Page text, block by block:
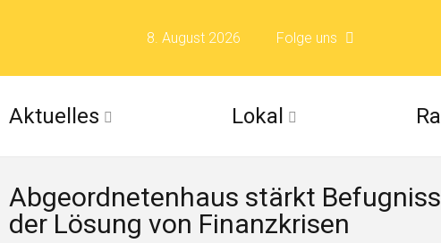
8. August 2026 Folge uns
Folge uns auf Flickr
Folge uns auf Issuu
Aktuelles Lokal
Abgeordnetenhaus stärkt
der Lösung von Finanzkrisen